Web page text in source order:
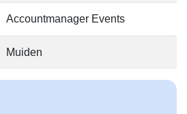
Accountmanager Events
Muiden